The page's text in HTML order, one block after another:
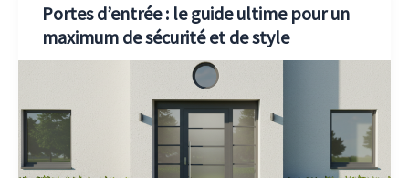
Portes d’entrée : le guide ultime pour un
maximum de sécurité et de style